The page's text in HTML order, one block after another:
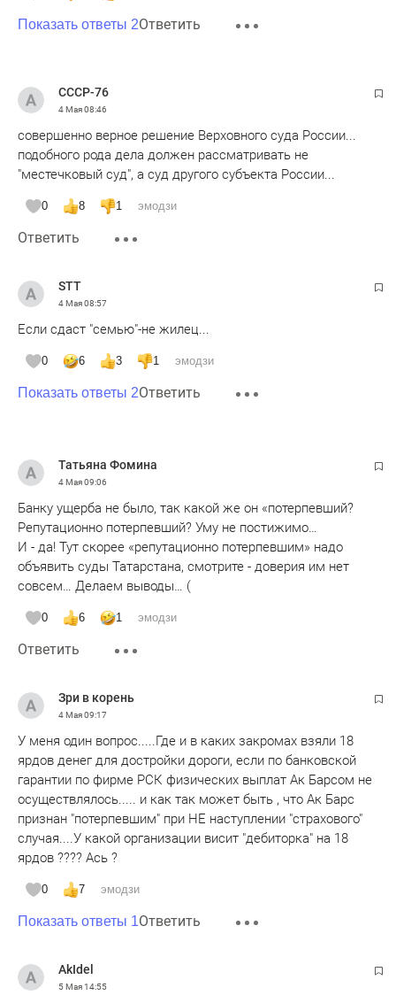
Показать ответы 2Ответить
СССР-76
4 Мая08:46
совершенно верное решение Верховного суда России...
подобного рода дела должен рассматривать не
"местечковый суд", а суд другого субъекта России...
0 8 1 эмодзи
Ответить
STT
4 Мая08:57
Если сдаст "семью"-не жилец...
0 6 3 1 эмодзи
Показать ответы 2Ответить
Татьяна Фомина
4 Мая09:06
Банку ущерба не было, так какой же он «потерпевший?
Репутационно потерпевший? Уму не постижимо…
И - да! Тут скорее «репутационно потерпевшим» надо
объявить суды Татарстана, смотрите - доверия им нет
совсем… Делаем выводы… (
0 6 1 эмодзи
Ответить
Зри в корень
4 Мая09:17
У меня один вопрос.....Где и в каких закромах взяли 18
ярдов денег для достройки дороги, если по банковской
гарантии по фирме РСК физических выплат Ак Барсом не
осуществлялось..... и как так может быть , что Ак Барс
признан "потерпевшим" при НЕ наступлении "страхового"
случая....У какой организации висит "дебиторка" на 18
ярдов ???? Ась ?
0 7 эмодзи
Показать ответы 1Ответить
AkIdel
5 Мая14:55